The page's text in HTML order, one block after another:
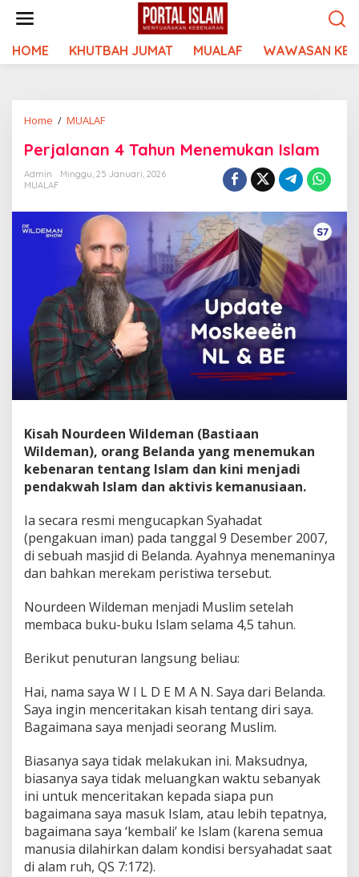
HOME KHUTBAH JUMAT MUALAF WAWASAN
Home / MUALAFPerjalanan
Tahun
Menemukan
Perjalanan 4 Tahun Menemukan Islam
Admin
Minggu, 25 Januari, 2026
MUALAF
Kisah Nourdeen Wildeman (Bastiaan
Wildeman), orang Belanda yang menemukan
kebenaran tentang Islam dan kini menjadi
pendakwah Islam dan aktivis kemanusiaan.
Ia secara resmi mengucapkan Syahadat
(pengakuan iman) pada tanggal 9 Desember 2007,
di sebuah masjid di Belanda. Ayahnya menemaninya
dan bahkan merekam peristiwa tersebut.
Nourdeen Wildeman menjadi Muslim setelah
membaca buku-buku Islam selama 4,5 tahun.
Berikut penuturan langsung beliau:
Hai, nama saya W I L D E M A N. Saya dari Belanda.
Saya ingin menceritakan kisah tentang diri saya.
Bagaimana saya menjadi seorang Muslim.
Biasanya saya tidak melakukan ini. Maksudnya,
biasanya saya tidak meluangkan waktu sebanyak
ini untuk menceritakan kepada siapa pun
bagaimana saya masuk Islam, atau lebih tepatnya,
bagaimana saya ‘kembali’ ke Islam (karena semua
manusia dilahirkan dalam kondisi bersyahadat saat
di alam ruh, QS 7:172).